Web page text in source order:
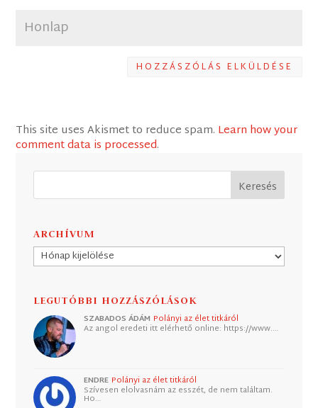
HOZZÁSZÓLÁS ELKÜLDÉSE
This site uses Akismet to reduce spam. Learn how your
comment data is processed.
ARCHÍVUM
Archívum
LEGUTÓBBI HOZZÁSZÓLÁSOK
SZABADOS ÁDÁM Polányi az élet titkáról
Az angol eredeti itt elérhető online: https://www.…
ENDRE Polányi az élet titkáról
Szívesen elolvasnám az esszét, de nem találtam.
Ho…